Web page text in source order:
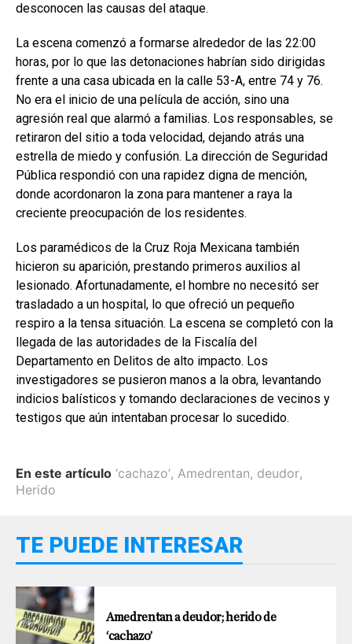
desconocen las causas del ataque.
La escena comenzó a formarse alrededor de las 22:00
horas, por lo que las detonaciones habrían sido dirigidas
frente a una casa ubicada en la calle 53-A, entre 74 y 76.
No era el inicio de una película de acción, sino una
agresión real que alarmó a familias. Los responsables, se
retiraron del sitio a toda velocidad, dejando atrás una
estrella de miedo y confusión. La dirección de Seguridad
Pública respondió con una rapidez digna de mención,
donde acordonaron la zona para mantener a raya la
creciente preocupación de los residentes.
Los paramédicos de la Cruz Roja Mexicana también
hicieron su aparición, prestando primeros auxilios al
lesionado. Afortunadamente, el hombre no necesitó ser
trasladado a un hospital, lo que ofreció un pequeño
respiro a la tensa situación. La escena se completó con la
llegada de las autoridades de la Fiscalía del
Departamento en Delitos de alto impacto. Los
investigadores se pusieron manos a la obra, levantando
indicios balísticos y tomando declaraciones de vecinos y
testigos que aún intentaban procesar lo sucedido.
En este artículo ‘cachazo’, Amedrentan, deudor,
Herido
TE PUEDE INTERESAR
Amedrentan a deudor; herido de
‘cachazo’